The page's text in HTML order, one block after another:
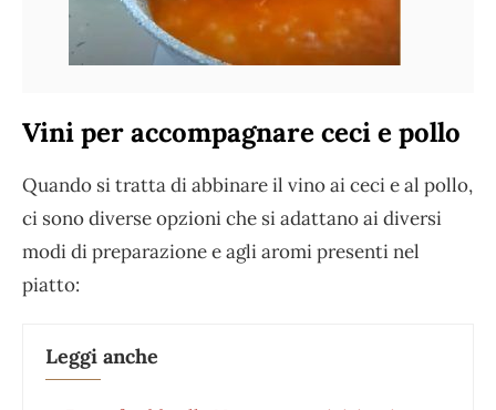
Vini per accompagnare ceci e pollo
Quando si tratta di abbinare il vino ai ceci e al pollo,
ci sono diverse opzioni che si adattano ai diversi
modi di preparazione e agli aromi presenti nel
piatto:
Leggi anche